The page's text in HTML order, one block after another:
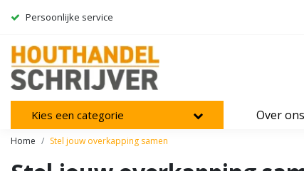
Persoonlijke service
Kies een categorie Over ons
Home Stel jouw overkapping samen